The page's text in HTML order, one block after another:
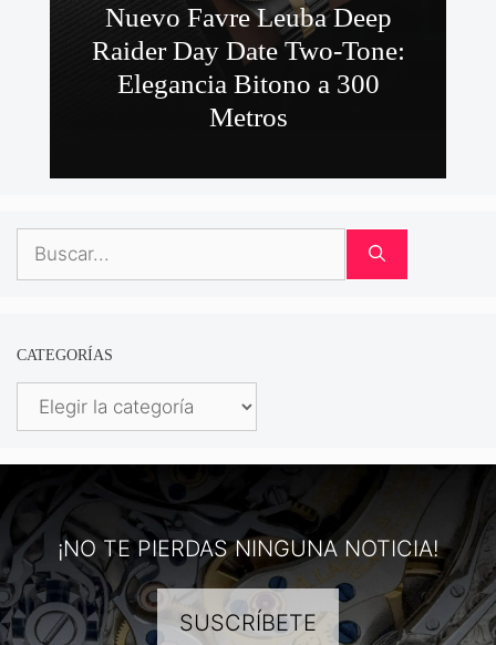
Nuevo Favre Leuba Deep
Raider Day Date Two-Tone:
Elegancia Bitono a 300
Metros
Buscar:
CATEGORÍAS
Categorías
¡NO TE PIERDAS NINGUNA NOTICIA!
SUSCRÍBETE